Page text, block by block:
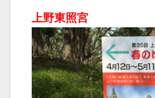
上野東照宮